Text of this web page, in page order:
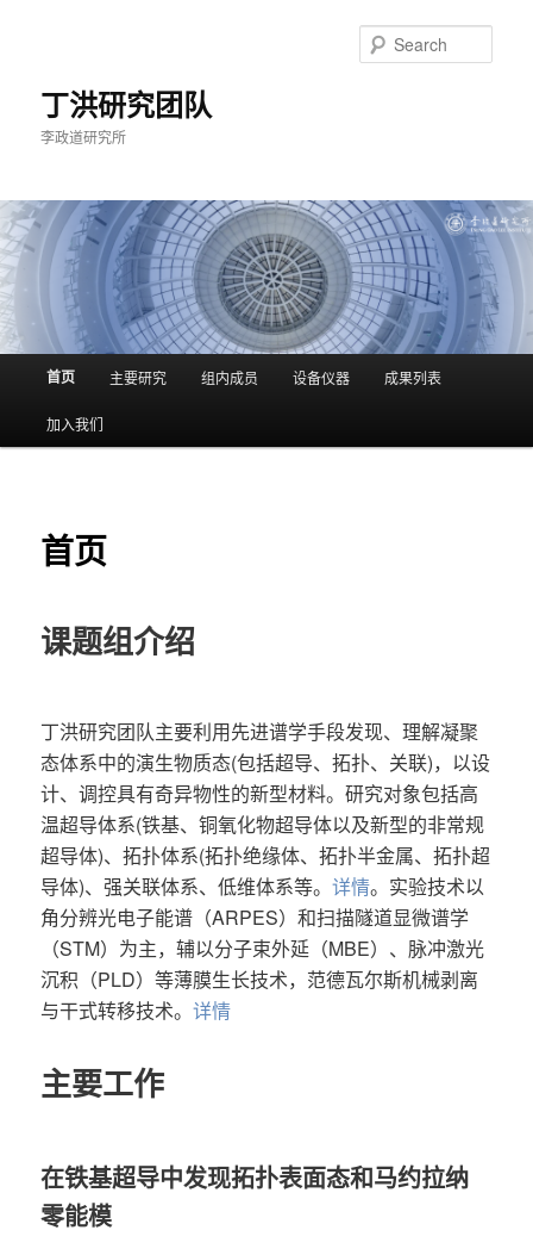
content丁洪研究团队
李政道研究所
首页 主要研究 组内成员 设备仪器 成果列表
加入我们
首页
课题组介绍
丁洪研究团队主要利用先进谱学手段发现、理解凝聚
态体系中的演生物质态(包括超导、拓扑、关联)，以设
计、调控具有奇异物性的新型材料。研究对象包括高
温超导体系(铁基、铜氧化物超导体以及新型的非常规
超导体)、拓扑体系(拓扑绝缘体、拓扑半金属、拓扑超
导体)、强关联体系、低维体系等。详情。实验技术以
角分辨光电子能谱（ARPES）和扫描隧道显微谱学
（STM）为主，辅以分子束外延（MBE）、脉冲激光
沉积（PLD）等薄膜生长技术，范德瓦尔斯机械剥离
与干式转移技术。详情
主要工作
在铁基超导中发现拓扑表面态和马约拉纳
零能模